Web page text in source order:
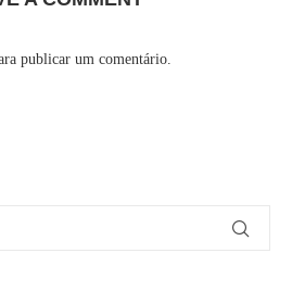
publicar um comentário.